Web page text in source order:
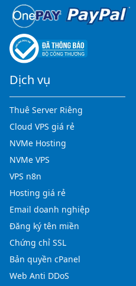
Dịch vụ
Thuê Server Riêng
Cloud VPS giá rẻ
NVMe Hosting
NVMe VPS
VPS n8n
Hosting giá rẻ
Email doanh nghiệp
Đăng ký tên miền
Chứng chỉ SSL
Bản quyền cPanel
Web Anti DDoS